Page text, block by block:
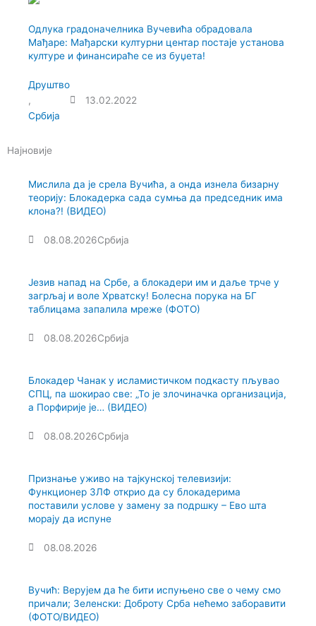
Одлука градоначелника Вучевића обрадовала
Мађаре: Мађарски културни центар постаје установа
културе и финансираће се из буџета!
Друштво
,
Србија
13.02.2022
Најновије
Мислила да је срела Вучића, а онда изнела бизарну
теорију: Блокадерка сада сумња да председник има
клона?! (ВИДЕО)
08.08.2026Србија
Језив напад на Србе, а блокадери им и даље трче у
загрљај и воле Хрватску! Болесна порука на БГ
таблицама запалила мреже (ФОТО)
08.08.2026Србија
Блокадер Чанак у исламистичком подкасту пљувао
СПЦ, па шокирао све: „То је злочиначка организација,
а Порфирије је… (ВИДЕО)
08.08.2026Србија
Признање уживо на тајкунској телевизији:
Функционер ЗЛФ открио да су блокадерима
поставили услове у замену за подршку – Ево шта
морају да испуне
08.08.2026
Вучић: Верујем да ће бити испуњено све о чему смо
причали; Зеленски: Доброту Срба нећемо заборавити
(ФОТО/ВИДЕО)